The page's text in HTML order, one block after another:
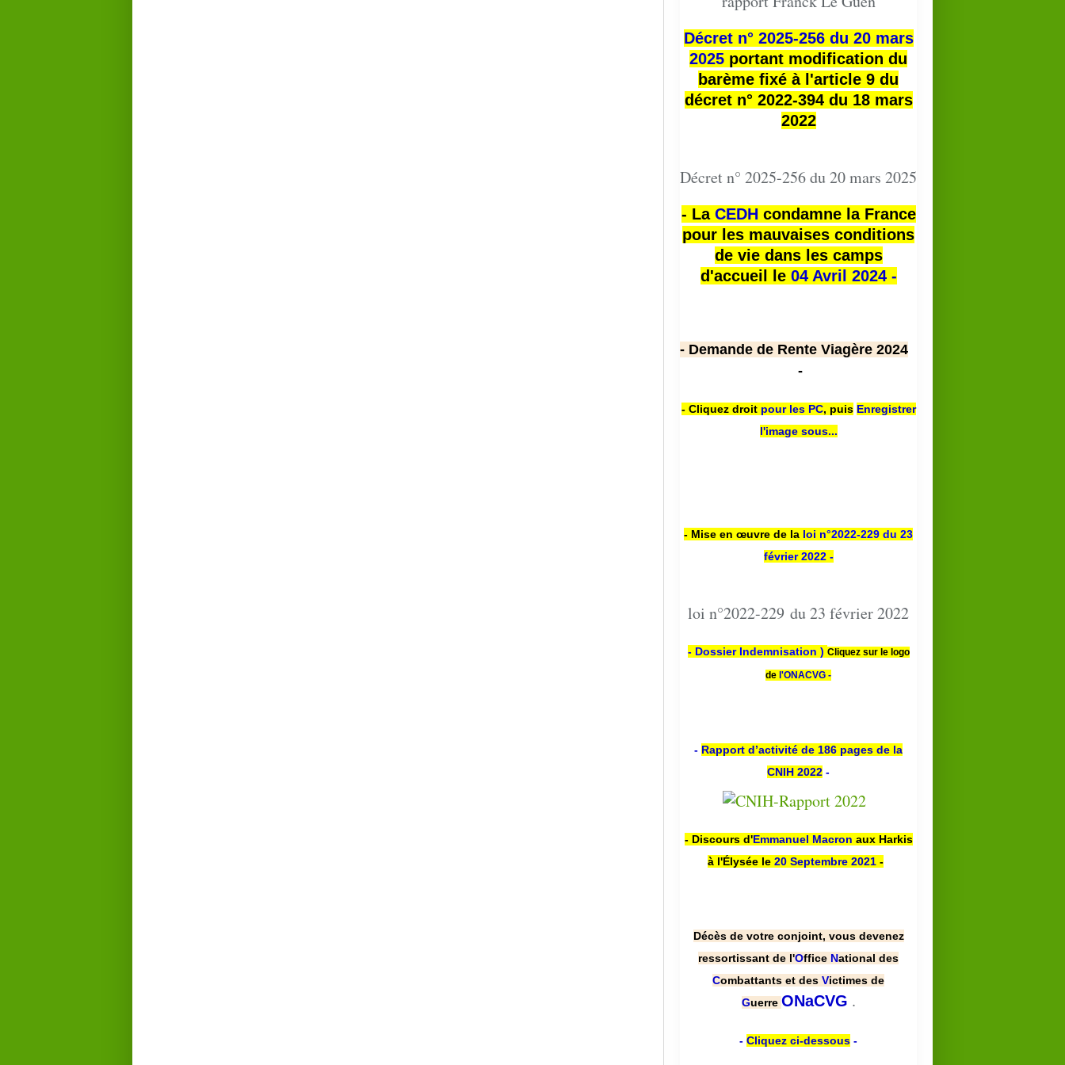
Décret n° 2025-256 du 20 mars
2025 portant modification du
barème fixé à l'article 9 du
décret n° 2022-394 du 18 mars
2022
Décret n° 2025-256 du 20 mars 2025
- La CEDHcondamne la France
pour les mauvaises conditions
de vie dans les camps
d'accueil le 04 Avril 2024 -
- Demande de Rente Viagère 2024
-
- Cliquez droit pour les PC, puis Enregistrer
l'image sous...
- Mise en œuvre de la loi n°2022-229 du 23
février 2022 -
loi n°2022-229 du 23 février 2022
- Dossier Indemnisation ) Cliquez sur le logo
de l'ONACVG -
- Rapport d’activité de 186 pages de la
CNIH 2022 -
- Discours d'Emmanuel Macron aux Harkis
à l'Élysée le 20 Septembre 2021 -
Décès de votre conjoint, vous devenez
ressortissant de l'Office National des
Combattants et des Victimes de
Guerre ONaCVG .
- Cliquez ci-dessous -